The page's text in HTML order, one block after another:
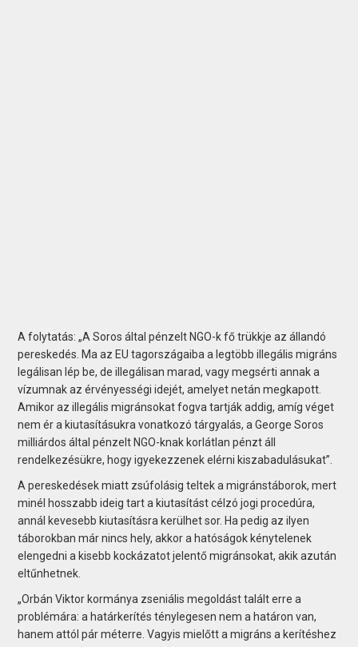
A folytatás: „A Soros által pénzelt NGO-k fő trükkje az állandó
pereskedés. Ma az EU tagországaiba a legtöbb illegális migráns
legálisan lép be, de illegálisan marad, vagy megsérti annak a
vízumnak az érvényességi idejét, amelyet netán megkapott.
Amikor az illegális migránsokat fogva tartják addig, amíg véget
nem ér a kiutasításukra vonatkozó tárgyalás, a George Soros
milliárdos által pénzelt NGO-knak korlátlan pénzt áll
rendelkezésükre, hogy igyekezzenek elérni kiszabadulásukat”.
A pereskedések miatt zsúfolásig teltek a migránstáborok, mert
minél hosszabb ideig tart a kiutasítást célzó jogi procedúra,
annál kevesebb kiutasításra kerülhet sor. Ha pedig az ilyen
táborokban már nincs hely, akkor a hatóságok kénytelenek
elengedni a kisebb kockázatot jelentő migránsokat, akik azután
eltűnhetnek.
„Orbán Viktor kormánya zseniális megoldást talált erre a
problémára: a határkerítés ténylegesen nem a határon van,
hanem attól pár méterre. Vagyis mielőtt a migráns a kerítéshez